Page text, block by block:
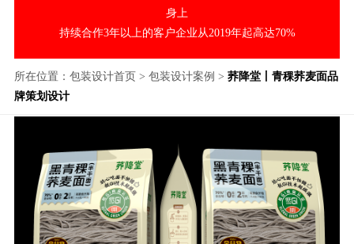
身上
持续合作3年以上的客户企业从2019年起高达70%
所在位置： 包装设计首页 > 包装设计案例 > 荞降堂丨青稞荞麦面品
牌策划设计